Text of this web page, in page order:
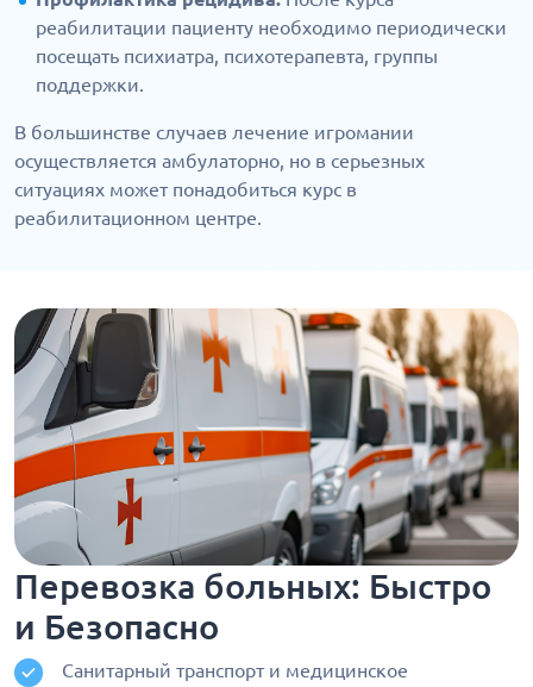
реабилитации пациенту необходимо периодически
посещать психиатра, психотерапевта, группы
поддержки.
В большинстве случаев лечение игромании
осуществляется амбулаторно, но в серьезных
ситуациях может понадобиться курс в
реабилитационном центре.
Перевозка больных: Быстро
и Безопасно
Санитарный транспорт и медицинское